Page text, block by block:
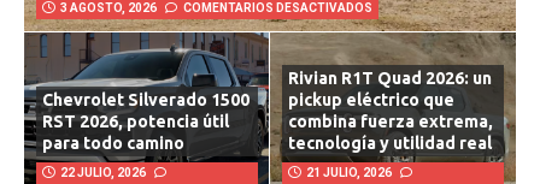
3 AGOSTO, 2026 COMENTARIOS DESACTIVADOS
Chevrolet Silverado 1500
RST 2026, potencia útil
para todo camino
22 JULIO, 2026
Rivian R1T Quad 2026: un
pickup eléctrico que
combina fuerza extrema,
tecnología y utilidad real
21 JULIO, 2026